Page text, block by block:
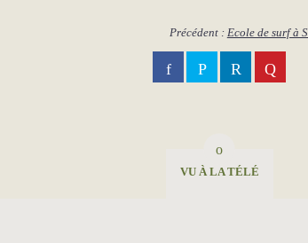
Précédent : Ecole de surf à
VU À LA TÉLÉ